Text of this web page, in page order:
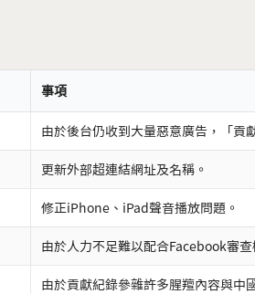
事項
由於後台仍收到大量惡意廣告，「貢
更新外部超連結網址及名稱。
修正iPhone、iPad聲音播放問題。
由於人力不足難以配合Facebook審
由於貢獻紀錄參雜許多腥羶內容與中